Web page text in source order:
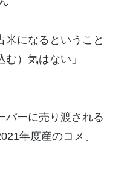
米になるということ
）気はない」
パーに売り渡される
年度産のコメ。